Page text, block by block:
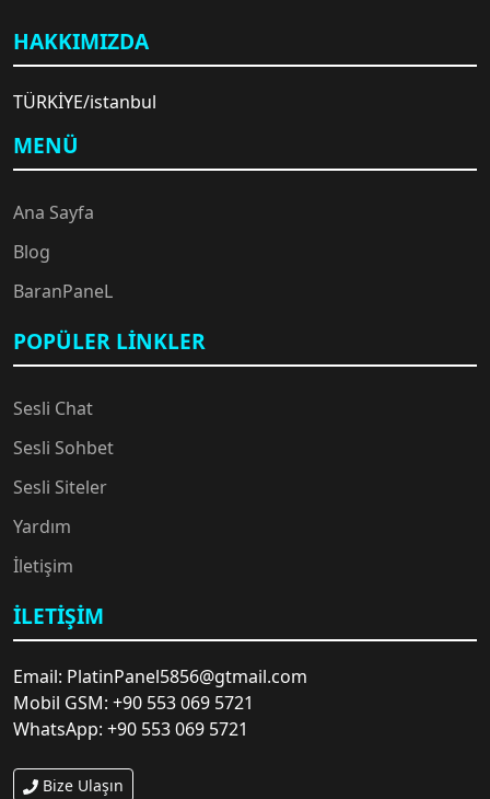
💡
😍
HAKKIMIZDA
TÜRKİYE/istanbul
MENÜ
Ana Sayfa
Blog
BaranPaneL
POPÜLER LINKLER
Sesli Chat
Sesli Sohbet
Sesli Siteler
Yardım
İletişim
İLETIŞIM
Email: PlatinPanel5856@gtmail.com
Mobil GSM: +90 553 069 5721
WhatsApp: +90 553 069 5721
Bize Ulaşın